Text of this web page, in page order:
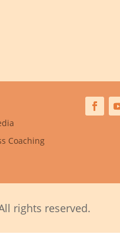
Coaching
rights reserved.